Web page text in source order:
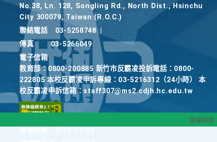
No.38, Ln. 128, Songling Rd., North Dist., Hsinchu
City 300079, Taiwan (R.O.C.)
聯絡電話
03-5258748
傳真
03-5266049
電子信箱
教育部：0800-200885 新竹市反霸凌投訴電話：0800-
222805 本校反霸凌申訴專線：03-5216312（24小時） 本
校反霸凌申訴信箱：staff307@ms2.cdjh.hc.edu.tw
版權所有